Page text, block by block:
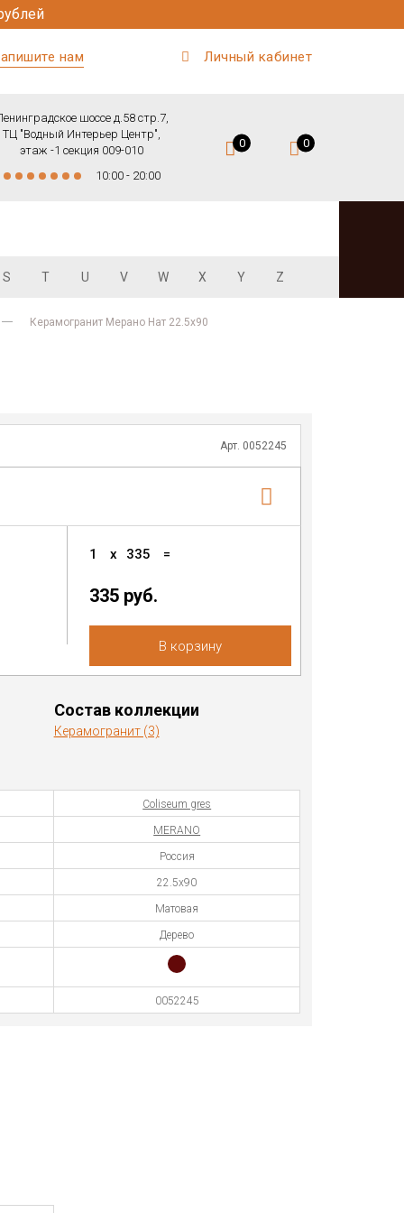
нам Личный кабинет
шоссе д.58 стр.7,
ТЦ "Водный Интерьер Центр",
этаж -1 секция 009-010
10:00 - 20:00
0 0
S T U V W X Y Z
Керамогранит Мерано Нат 22.5х90
Арт. 0052245
1 x 335 =
335 руб.
В корзину
Состав коллекции
Керамогранит (3)
Coliseum gres
MERANO
Россия
22.5x90
Матовая
Дерево
0052245